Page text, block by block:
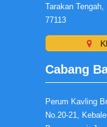
Tarakan
77113
Cabang
Perum Kavling
No.20-21,